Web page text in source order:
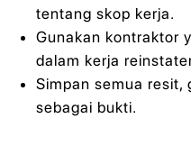
tentang skop kerja.
Gunakan kontraktor
dalam kerja
Simpan semua resit,
sebagai bukti.